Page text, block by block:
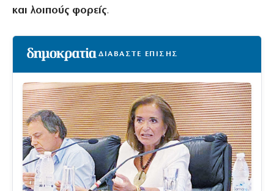
και λοιπούς φορείς.
ΔΙΑΒΑΣΤΕ ΕΠΙΣΗΣ